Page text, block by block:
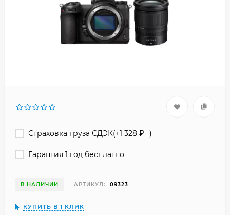
Страховка груза СДЭК(+1 328 )
Гарантия 1 год бесплатно
В НАЛИЧИИ АРТИКУЛ: 09323
КУПИТЬ В 1 КЛИК